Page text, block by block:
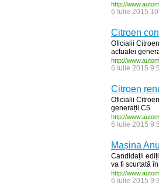
http://
6 Iulie 2015
Citroen
Oficialii
actualei
http://
6 Iulie 2015
Citroen
Oficialii
generații C5.
http://
6 Iulie 2015
Mașina
Candidații
va fi scurtată
http://
6 Iulie 2015